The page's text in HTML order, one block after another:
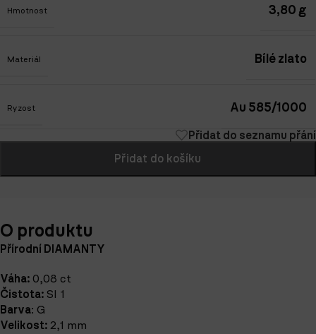
Hmotnost 3,80 g
Materiál Bílé zlato
Ryzost Au 585/1000
Přidat do seznamu přání
Přidat do košíku
O produktu
Přírodní DIAMANTY
Váha: 0,08 ct
Čistota: SI 1
Barva: G
Velikost: 2,1 mm